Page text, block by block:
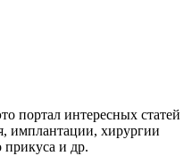
портал интересных статей
имплантации, хирургии
прикуса и др.